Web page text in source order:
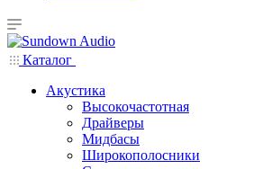
Каталог
Акустика
Высокочастотная
Драйверы
Мидбасы
Широкополосники